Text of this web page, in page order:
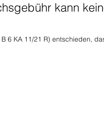
kann
6 KA 11/21 R) entschieden,